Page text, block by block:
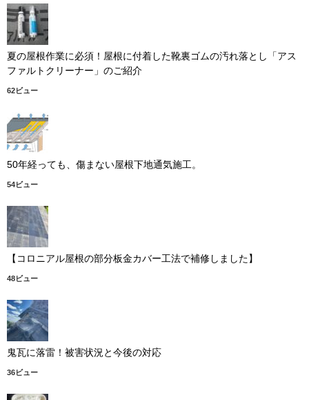
夏の屋根作業に必須！屋根に付着した靴裏ゴムの汚れ落とし「アス
ファルトクリーナー」のご紹介
62ビュー
50年経っても、傷まない屋根下地通気施工。
54ビュー
【コロニアル屋根の部分板金カバー工法で補修しました】
48ビュー
鬼瓦に落雷！被害状況と今後の対応
36ビュー